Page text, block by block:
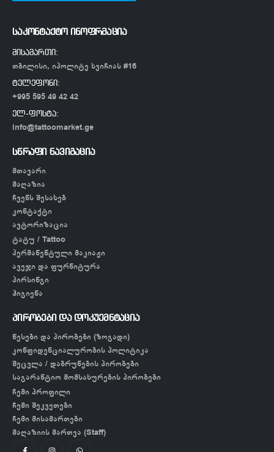
საკონტაქტო ინოფრმაცია
მისამართი:
თბილისი, იპოლიტე ხვიჩიას #16
ტელეფონი:
+995 595 49 42 42
ელ-ფოსტა:
info@tattoomarket.ge
სწრაფი ნავიგაცია
მთავარი
მაღაზია
ჩვენს შესახებ
კონტაქტი
ავტორიზაცია
ტატუ / Tattoo
პერმანენტული მაკიაჟი
ავეჯი და ფურნიტურა
პირსინგი
ჰიგიენა
პირობები და დოკუემნტაცია
წესები და პირობები (ზოგადი)
კონფიდენციალურობის პოლიტიკა
შეცვლა / დაბრუნების პირობები
საგარანტიო მომსახურების პირობები
ჩემი პროფილი
ჩემი შეკვეთები
ჩემი მისამართები
მაღაზიის მართვა (Staff)